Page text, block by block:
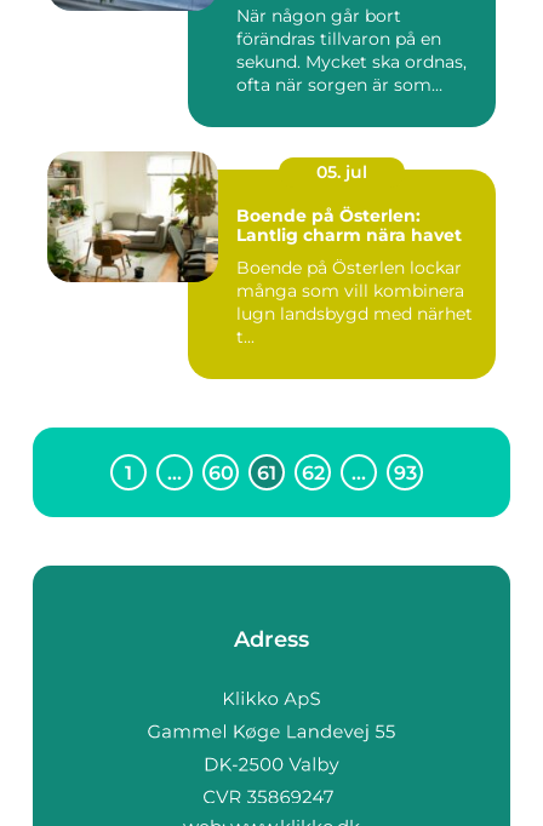
När någon går bort
förändras tillvaron på en
sekund. Mycket ska ordnas,
ofta när sorgen är som
05. jul
Boende på Österlen:
Lantlig charm nära havet
Boende på Österlen lockar
många som vill kombinera
lugn landsbygd med närhet
t...
1 … 60 61 62 … 93
Adress